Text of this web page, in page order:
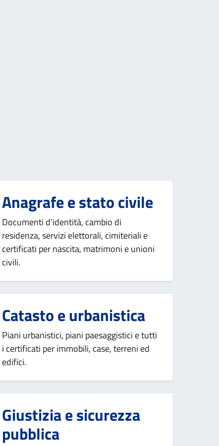
Anagrafe e stato civile
Documenti d'identità, cambio di
residenza, servizi elettorali, cimiteriali e
certificati per nascita, matrimoni e unioni
civili.
Catasto e urbanistica
Piani urbanistici, piani paesaggistici e tutti
i certificati per immobili, case, terreni ed
edifici.
Giustizia e sicurezza
pubblica